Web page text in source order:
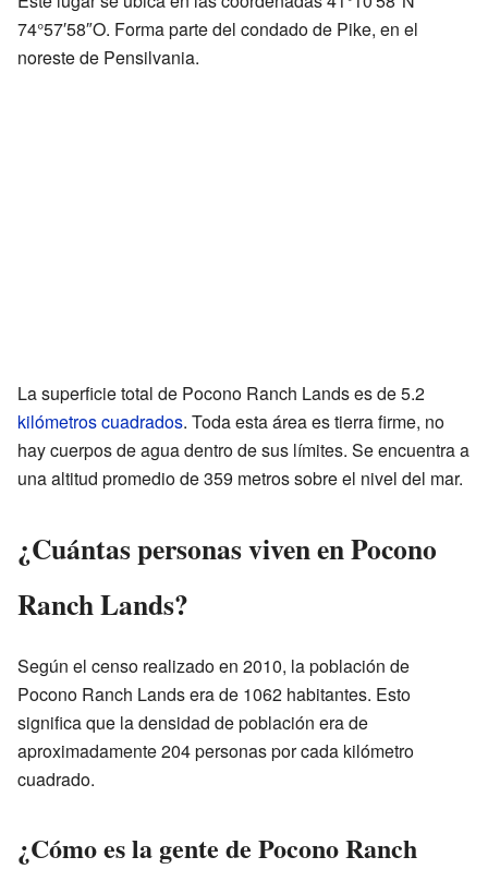
74°57′58″O. Forma parte del condado de Pike, en el
noreste de Pensilvania.
La superficie total de Pocono Ranch Lands es de 5.2
kilómetros cuadrados. Toda esta área es tierra firme, no
hay cuerpos de agua dentro de sus límites. Se encuentra a
una altitud promedio de 359 metros sobre el nivel del mar.
¿Cuántas personas viven en Pocono
Ranch Lands?
Según el censo realizado en 2010, la población de
Pocono Ranch Lands era de 1062 habitantes. Esto
significa que la densidad de población era de
aproximadamente 204 personas por cada kilómetro
cuadrado.
¿Cómo es la gente de Pocono Ranch